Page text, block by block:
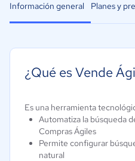
Información general Planes y
¿Qué es Vende
Es una herramienta
Automatiza la búsqueda
Compras Ágiles
Permite configurar
natural